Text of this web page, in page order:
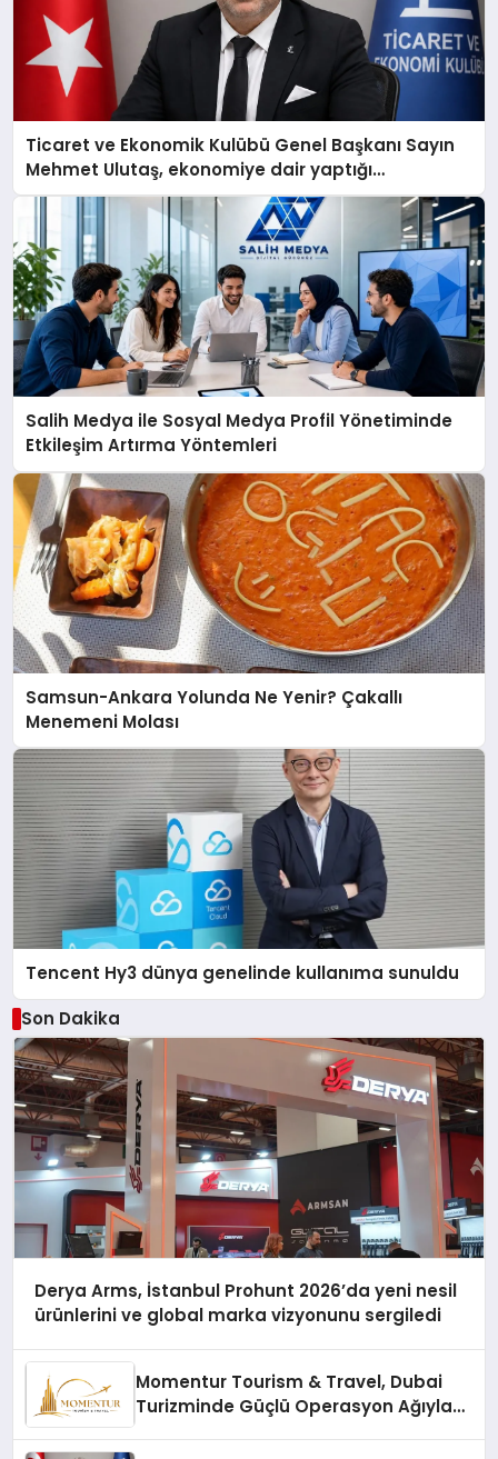
Ticaret ve Ekonomik Kulübü Genel Başkanı Sayın
Mehmet Ulutaş, ekonomiye dair yaptığı
açıklamada şunları kaydetti:
Salih Medya ile Sosyal Medya Profil Yönetiminde
Etkileşim Artırma Yöntemleri
Samsun-Ankara Yolunda Ne Yenir? Çakallı
Menemeni Molası
Tencent Hy3 dünya genelinde kullanıma sunuldu
Son Dakika
Derya Arms, İstanbul Prohunt 2026’da yeni nesil
ürünlerini ve global marka vizyonunu sergiledi
Momentur Tourism & Travel, Dubai
Turizminde Güçlü Operasyon Ağıyla